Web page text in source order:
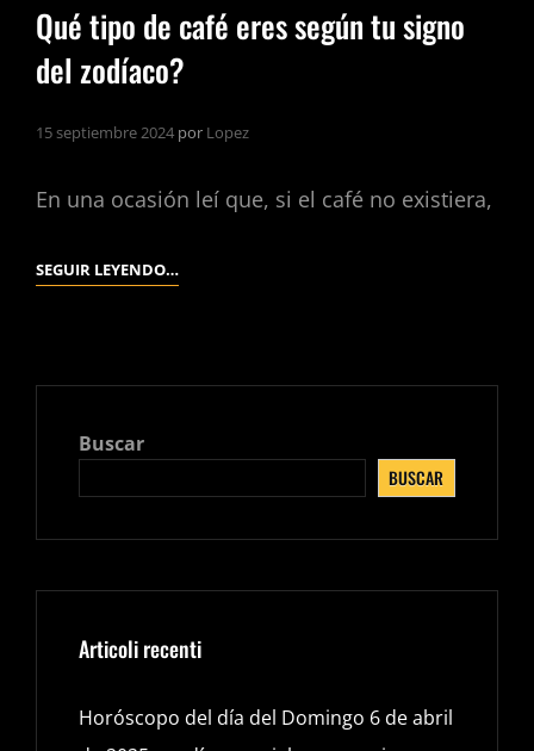
Qué tipo de café eres según tu signo
del zodíaco?
15 septiembre 2024 por Lopez
En una ocasión leí que, si el café no existiera,
SEGUIR LEYENDO…QUÉ
ERES
TU
ZODÍACO?
Buscar
BUSCAR
Articoli recenti
Horóscopo del día del Domingo 6 de abril